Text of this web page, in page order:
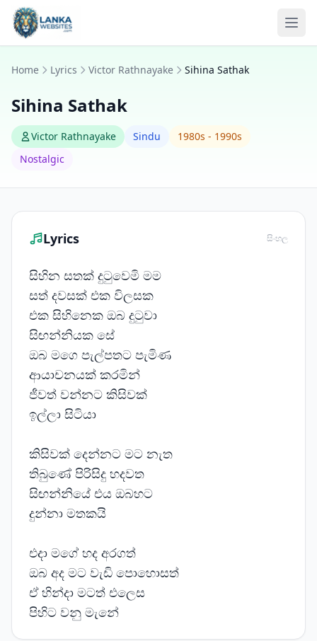
Skip to content
Home Lyrics Victor Rathnayake Sihina Sathak
Sihina Sathak
Victor Rathnayake Sindu
1980s - 1990s
Nostalgic
Lyrics සිංහල
සිහින සතක් දු‍ටුවෙමි මම
සත් දවසක් එක විලසක
එක සිහිනෙක ඔබ දු‍ටුවා
සිඟන්නියක සේ
ඔබ මගෙ පැල්පතට පැමිණ
ආයාචනයක් කරමින්
ජීවත් වන්නට කිසිවක්
ඉල්ලා සිටියා
කිසිවක් දෙන්නට මට නැත
තිබුණේ පිරිසිදු හදවත
සිඟන්නියේ එය ඔබහට
දුන්නා මතකයි
එදා මගේ හද අරගත්
ඔබ අද මට වැඩි පොහොසත්
ඒ හින්දා මටත් එලෙස
පිහිට වනු මැනේ